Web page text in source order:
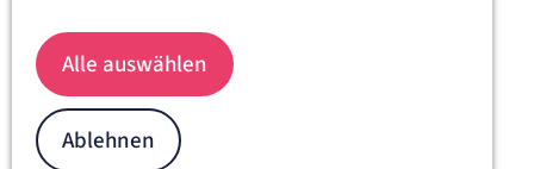
Das MVZ am Loretto-Krankenhaus ist ein medizinisches
Versorgungszentrum für den Großraum Freiburg und
beschäftigt sich mit den Fachbereichen
RadiologieundOrthopädie
Alle auswählen
Ablehnen